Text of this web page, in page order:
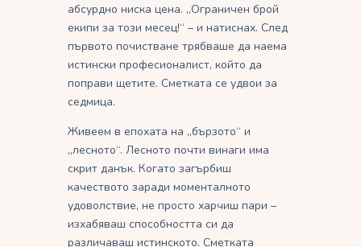
абсурдно ниска цена. „Ограничен брой
екипи за този месец!“ – и натиснах. След
първото почистване трябваше да наема
истински професионалист, който да
поправи щетите. Сметката се удвои за
седмица.
Живеем в епохата на „бързото“ и
„лесното“. Лесното почти винаги има
скрит данък. Когато загърбиш
качеството заради моменталното
удоволствие, не просто харчиш пари –
изхабяваш способността си да
различаваш истинското. Сметката